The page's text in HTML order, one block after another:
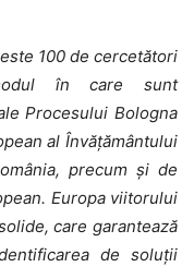
100 de cercetători
în care sunt
Procesului Bologna
al Învățământului
precum și de
Europa viitorului
care garantează
de soluții